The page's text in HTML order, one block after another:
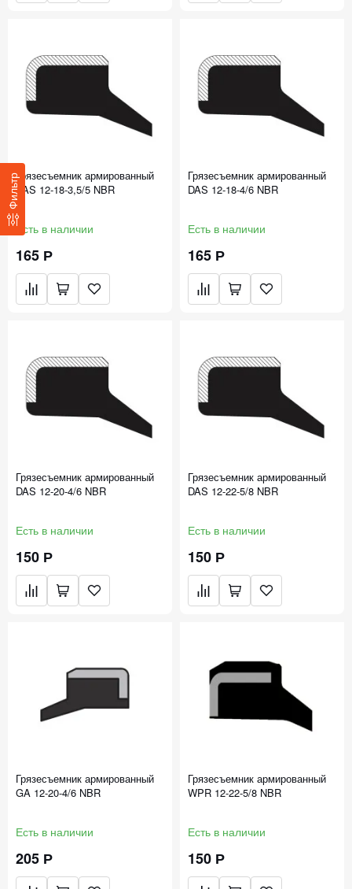
ФильтрГрязесъемник армированный
DAS 12-18-3,5/5 NBR
Есть в наличии
165 Р
Грязесъемник армированный
DAS 12-18-4/6 NBR
Есть в наличии
165 Р
Грязесъемник армированный
DAS 12-20-4/6 NBR
Есть в наличии
150 Р
Грязесъемник армированный
DAS 12-22-5/8 NBR
Есть в наличии
150 Р
Грязесъемник армированный
GA 12-20-4/6 NBR
Есть в наличии
205 Р
Грязесъемник армированный
WPR 12-22-5/8 NBR
Есть в наличии
150 Р